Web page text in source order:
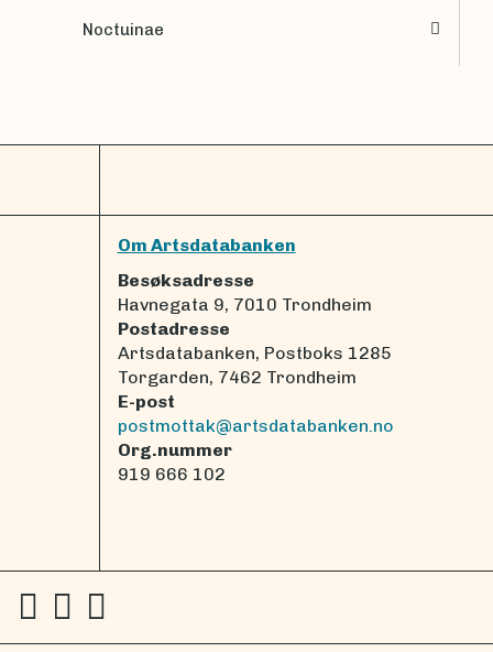
Noctuinae
Om Artsdatabanken
Besøksadresse
Havnegata 9, 7010 Trondheim
Postadresse
Artsdatabanken, Postboks 1285
Torgarden, 7462 Trondheim
E-post
postmottak@artsdatabanken.no
Org.nummer
919 666 102